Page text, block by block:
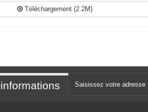
Téléchargement (2.2M)